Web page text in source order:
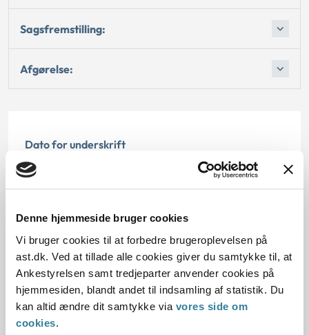
Denne hjemmeside bruger cookies
Vi bruger cookies til at forbedre brugeroplevelsen på
ast.dk. Ved at tillade alle cookies giver du samtykke til, at
Ankestyrelsen samt tredjeparter anvender cookies på
hjemmesiden, blandt andet til indsamling af statistik. Du
kan altid ændre dit samtykke via vores side om
cookies.
Sagsfremstilling:
Afgørelse:
Dato for underskrift
15.06.1998
11.07.2013
Denne principafgørelse er kasseret den 7.
september 2018, da den er erstattet af
principafgørelse 46-18.
Paragraf